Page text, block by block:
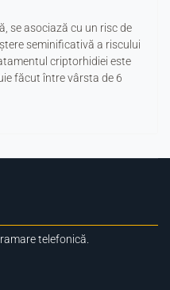
se asociază cu un risc de
seminificativă a riscului
criptorhidiei este
făcut între vârsta de 6
telefonică.